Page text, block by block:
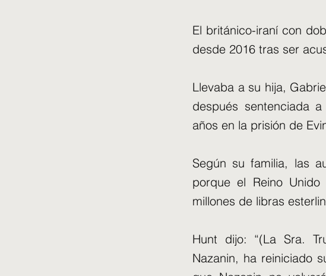
El británico-iraní con
desde 2016 tras ser
Llevaba a su hija,
después sentenciada
años en la prisión de
Según su familia, las
porque el Reino
millones de libras
Hunt dijo: “(La Sra.
Nazanin, ha reiniciado